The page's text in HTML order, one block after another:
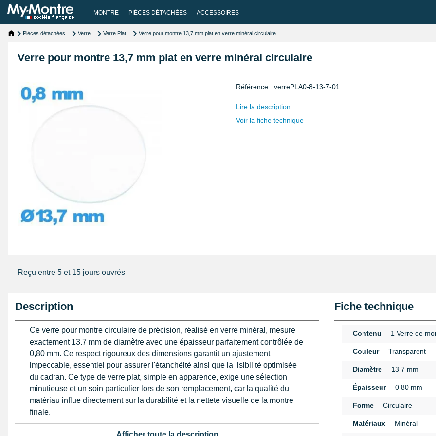
MONTRE PIÈCES DÉTACHÉES ACCESSOIRES
Pièces détachées Verre Verre Plat Verre pour montre 13,7 mm plat en verre minéral circulaire
Verre pour montre 13,7 mm plat en verre minéral circulaire
Référence : verrePLA0-8-13-7-01
Lire la description
Voir la fiche technique
Reçu entre 5 et 15 jours ouvrés
Description
Ce verre pour montre circulaire de précision, réalisé en verre minéral, mesure
exactement 13,7 mm de diamètre avec une épaisseur parfaitement contrôlée de
0,80 mm. Ce respect rigoureux des dimensions garantit un ajustement
impeccable, essentiel pour assurer l'étanchéité ainsi que la lisibilité optimisée
du cadran. Ce type de verre plat, simple en apparence, exige une sélection
minutieuse et un soin particulier lors de son remplacement, car la qualité du
matériau influe directement sur la durabilité et la netteté visuelle de la montre
finale.
Le diamètre précis et le contour chanfreiné permettent une pose aisée tout en
Afficher toute la description
Fiche technique
Contenu 1 Verre de
Couleur Transparent
Diamètre 13,7 mm
Épaisseur 0,80 mm
Forme Circulaire
Matériaux Minéral